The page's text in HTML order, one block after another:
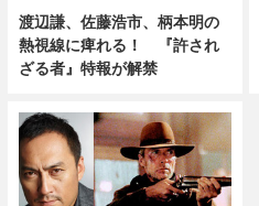
渡辺謙、佐藤浩市、柄本明の
熱視線に痺れる！ 『許され
ざる者』特報が解禁